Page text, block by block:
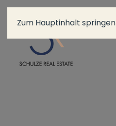
Zum Hauptinhalt springen